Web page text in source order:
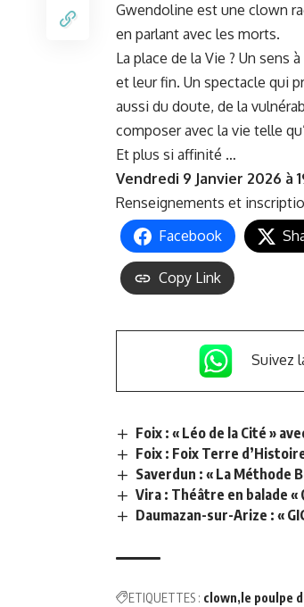
Gwendoline est une clown
en parlant avec les morts.
La place de la Vie ? Un sens
et leur fin. Un spectacle qui
aussi du doute, de la
composer avec la vie telle
Et plus si affinité …
Vendredi 9 Janvier 2026 à
Renseignements et
Facebook
Copy Link
Suivez
Foix : « Léo de la Cité »
Foix : Foix Terre
Saverdun : « La Méthode
Vira : Théâtre en balade «
Daumazan-sur-Arize : «
ETIQUETTES : clown le poulpe